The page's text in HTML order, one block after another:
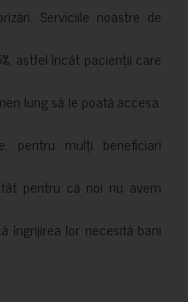
Serviciile noastre de
astfel încât pacienții care
lung să le poată accesa.
pentru mulți beneficiari
pentru că noi nu avem
îngrijirea lor necesită bani